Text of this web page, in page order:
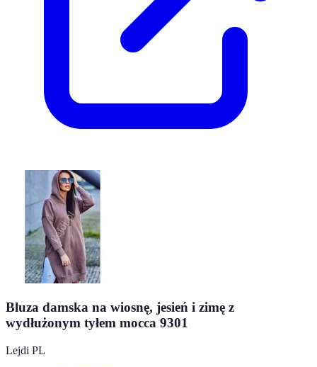
Bluza damska na wiosnę, jesień i zimę z
wydłużonym tyłem mocca 9301
Lejdi PL